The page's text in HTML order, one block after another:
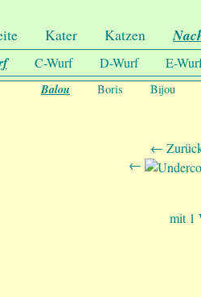
Kater Katzen
C-Wurf D-Wurf
E-
Balou
Boris Bijou
←
←
mit 1